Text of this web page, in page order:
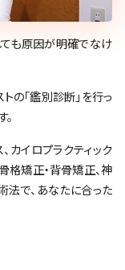
ても原因が明確でなけ
の「鑑別診断」を行っ
カイロプラクティック
格矯正・背骨矯正、神
法で、あなたに合った